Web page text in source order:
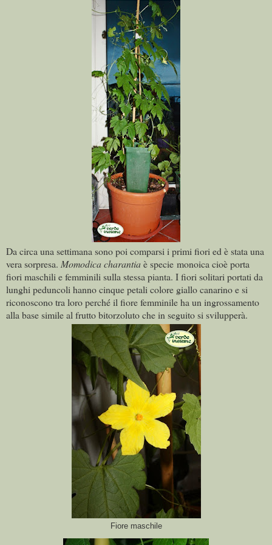
Da circa una settimana sono poi comparsi i primi fiori ed è stata una
vera sorpresa. Momodica charantiaè specie monoica cioè porta
fiori maschili e femminili sulla stessa pianta. I fiori solitari portati da
lunghi peduncoli hanno cinque petali colore giallo canarino e si
riconoscono tra loro perché il fiore femminile ha un ingrossamento
alla base simile al frutto bitorzoluto che in seguito si svilupperà.
Fiore maschile